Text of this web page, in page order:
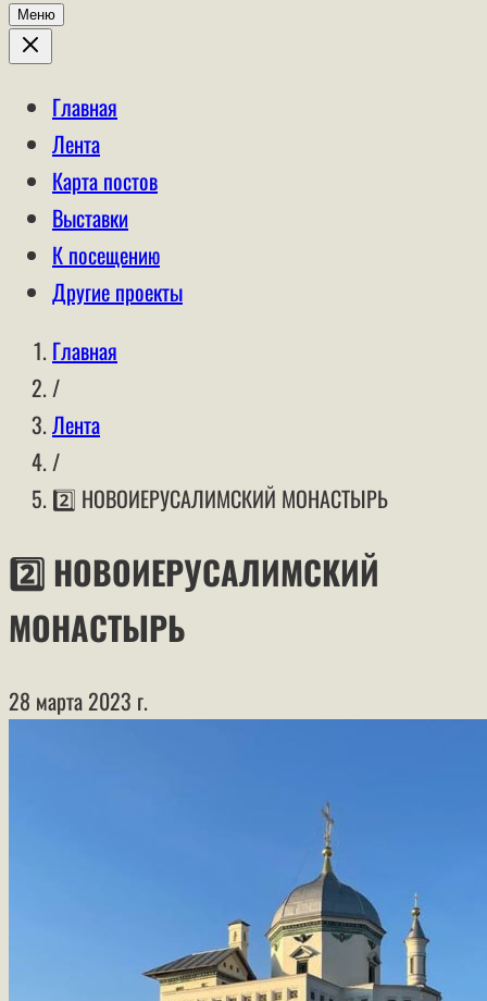
Меню
Главная
Лента
Карта постов
Выставки
К посещению
Другие проекты
Главная
/
Лента
/
2️⃣ НОВОИЕРУСАЛИМСКИЙ МОНАСТЫРЬ
2️⃣ НОВОИЕРУСАЛИМСКИЙ
МОНАСТЫРЬ
28 марта 2023 г.